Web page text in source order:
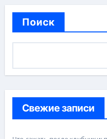
Поиск
Свежие записи